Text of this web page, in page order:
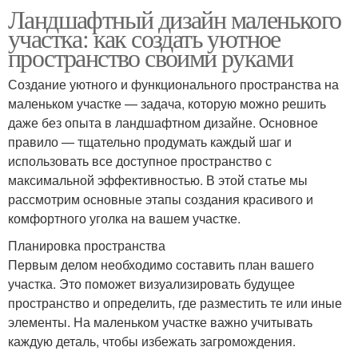
Ландшафтный дизайн маленького
участка: как создать уютное
пространство своими руками
Создание уютного и функционального пространства на
маленьком участке — задача, которую можно решить
даже без опыта в ландшафтном дизайне. Основное
правило — тщательно продумать каждый шаг и
использовать все доступное пространство с
максимальной эффективностью. В этой статье мы
рассмотрим основные этапы создания красивого и
комфортного уголка на вашем участке.
Планировка пространства
Первым делом необходимо составить план вашего
участка. Это поможет визуализировать будущее
пространство и определить, где разместить те или иные
элементы. На маленьком участке важно учитывать
каждую деталь, чтобы избежать загромождения.